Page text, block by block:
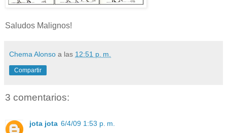
Saludos Malignos!
Chema Alonso a las 12:51 p. m.
Compartir
3 comentarios:
jota jota 6/4/09 1:53 p. m.